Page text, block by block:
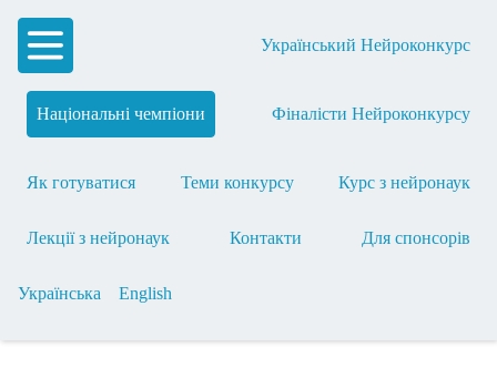
Український Нейроконкурс
Національні чемпіони Фіналісти Нейроконкурсу
Як готуватися Теми конкурсу Курс з нейронаук
Лекції з нейронаук Контакти Для спонсорів
Українська English